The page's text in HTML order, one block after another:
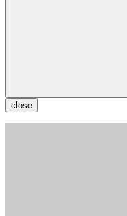
close